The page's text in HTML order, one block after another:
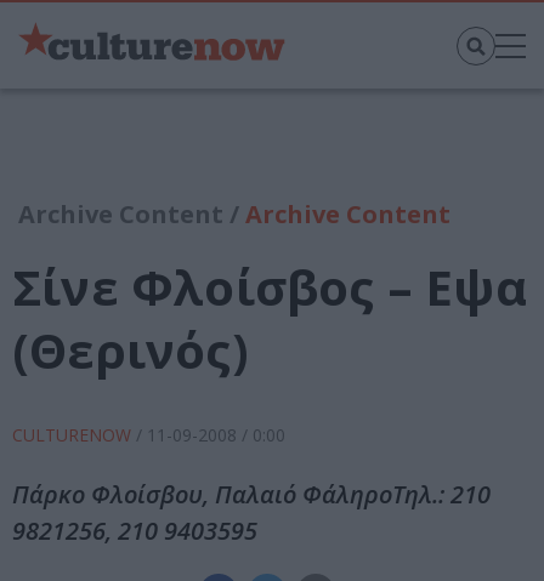
Archive Content /Archive Content
Σίνε Φλοίσβος – Εψα
(Θερινός)
CULTURENOW / 11-09-2008 / 0:00
Πάρκο Φλοίσβου, Παλαιό ΦάληροΤηλ.: 210
9821256, 210 9403595